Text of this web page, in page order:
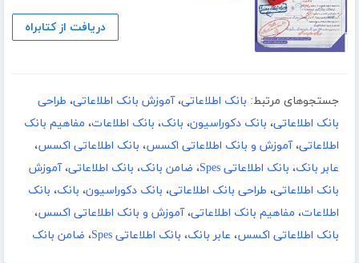
دریافت از کتابراه
جستجوهای مرتبط: بانک اطلاعاتی،آموزش بانک اطلاعاتی، طراحی
بانک اطلاعاتی، بانک دکوراسیون، بانک، بانک اطلاعات، مفاهیم بانک
اطلاعاتی،آموزش و بانک اطلاعاتی اکسس، بانک اطلاعاتی اکسس،
عابر بانک، بانک اطلاعاتی Spes ، ضامن بانک، بانک اطلاعاتی،آموزش
بانک اطلاعاتی، طراحی بانک اطلاعاتی، بانک دکوراسیون، بانک، بانک
اطلاعات، مفاهیم بانک اطلاعاتی،آموزش و بانک اطلاعاتی اکسس،
بانک اطلاعاتی اکسس، عابر بانک، بانک اطلاعاتی Spes ، ضامن بانک